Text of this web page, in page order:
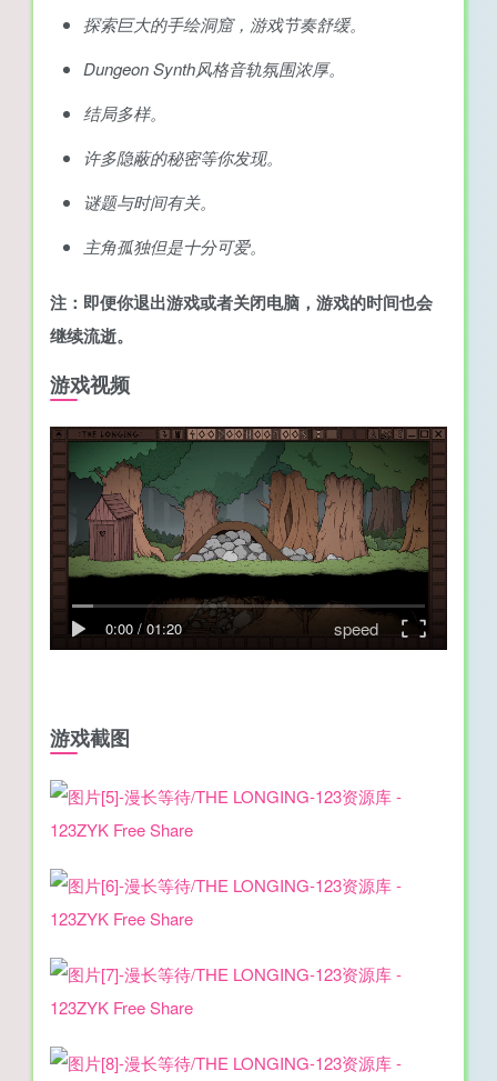
探索巨大的手绘洞窟，游戏节奏舒缓。
Dungeon Synth风格音轨氛围浓厚。
结局多样。
许多隐蔽的秘密等你发现。
谜题与时间有关。
主角孤独但是十分可爱。
注：即便你退出游戏或者关闭电脑，游戏的时间也会
继续流逝。
游戏视频
0:00 / 01:20 speed
游戏截图